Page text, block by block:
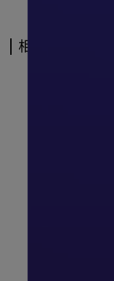
相關商品